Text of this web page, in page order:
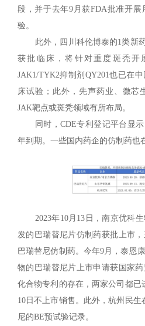
段，并于去年9月获FDA批准开
验。
此外，四川科伦博泰的1类新
获批临床，将针对重度斑秃开
JAK1/TYK2抑制剂QY201也已在
床试验；此外，先声药业、微芯
JAK靶点或斑秃领域有所布局。
同时，CDE专利登记平台显
年到期。一些国内药企的仿制药也
2023年10月13日，南京优科
发的巴瑞替尼片仿制药获批上市
巴瑞替尼仿制药。今年9月，泰恩
物的巴瑞替尼片上市申请获国家
化合物专利的存在，两家公司都已
10日不上市销售。此外，杭州民生
尼的BE预试验记录。